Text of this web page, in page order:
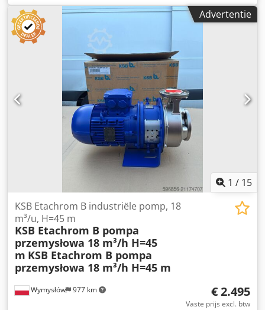
Advertentie
1 / 15
Wymysłów 977 km
KSB Etachrom B industriële pomp, 18
m³/u, H=45 m
KSB Etachrom B pompa
przemysłowa 18 m³/h H=45
m KSB Etachrom B pompa
przemysłowa 18 m³/h H=45 m
€ 2.495
Vaste prijs excl. btw